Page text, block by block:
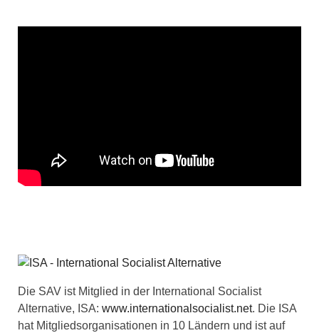
Die SAV ist Mitglied in der International Socialist
Alternative, ISA: www.internationalsocialist.net. Die ISA
hat Mitgliedsorganisationen in 10 Ländern und ist auf